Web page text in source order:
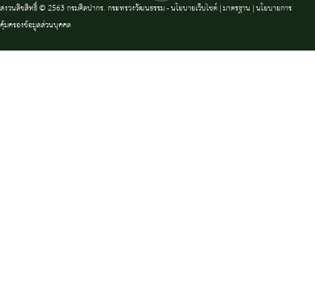
สงวนลิขสิทธิ์ © 2563 กรมศิลปากร. กระทรวงวัฒนธรรม -นโยบายเว็บไซต์|มาตรฐาน |นโยบายการ
คุ้มครองข้อมูลส่วนบุคคล